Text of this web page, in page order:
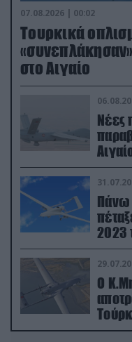
07.08.2026 | 00:02
Τουρκικά
στο Αιγαίο
Νέες
Πάνω
2023
Ο
drone